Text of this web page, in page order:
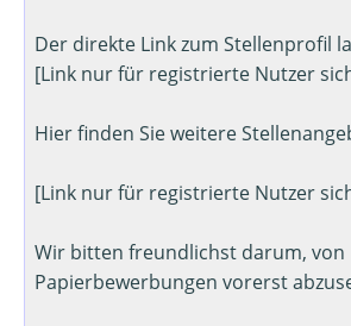
Der direkte Link zum Stellenprofil
[Link nur für registrierte Nutzer
Hier finden Sie weitere
[Link nur für registrierte Nutzer
Wir bitten freundlichst darum, von
Papierbewerbungen vorerst